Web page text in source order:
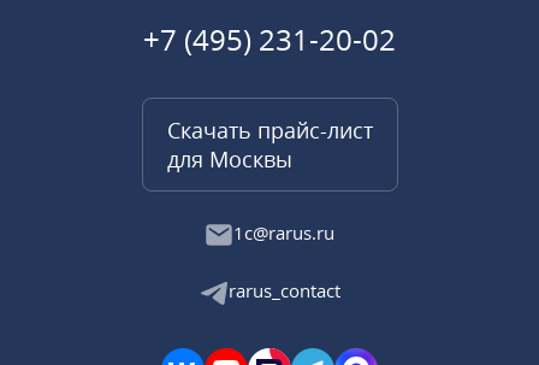
+7 (495) 231-20-02
Скачать прайс-лист
для Москвы
1c@rarus.ru
rarus_contact